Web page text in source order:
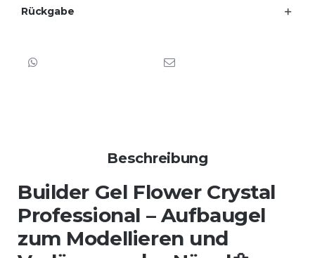
Rückgabe
Beschreibung
Builder Gel Flower Crystal
Professional – Aufbaugel
zum Modellieren und